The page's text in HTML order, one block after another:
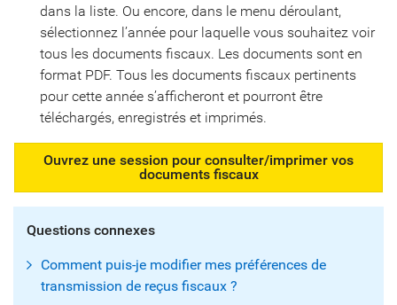
dans la liste. Ou encore, dans le menu déroulant,
sélectionnez l’année pour laquelle vous souhaitez voir
tous les documents fiscaux. Les documents sont en
format PDF. Tous les documents fiscaux pertinents
pour cette année s’afficheront et pourront être
téléchargés, enregistrés et imprimés.
Ouvrez une session pour consulter/imprimer vos
documents fiscaux
Questions connexes
Comment puis-je modifier mes préférences de
transmission de reçus fiscaux ?